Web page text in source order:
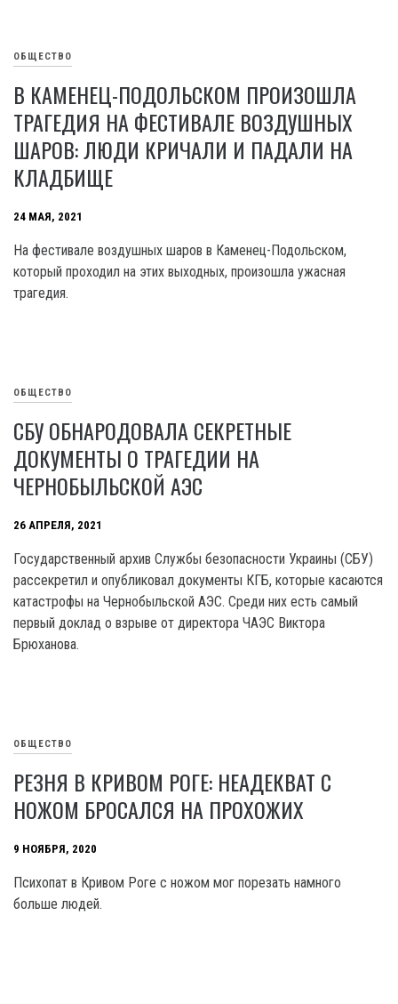
ОБЩЕСТВО
В КАМЕНЕЦ-ПОДОЛЬСКОМ ПРОИЗОШЛА
ТРАГЕДИЯ НА ФЕСТИВАЛЕ ВОЗДУШНЫХ
ШАРОВ: ЛЮДИ КРИЧАЛИ И ПАДАЛИ НА
КЛАДБИЩЕ
24 МАЯ, 2021
На фестивале воздушных шаров в Каменец-Подольском,
который проходил на этих выходных, произошла ужасная
трагедия.
ОБЩЕСТВО
СБУ ОБНАРОДОВАЛА СЕКРЕТНЫЕ
ДОКУМЕНТЫ О ТРАГЕДИИ НА
ЧЕРНОБЫЛЬСКОЙ АЭС
26 АПРЕЛЯ, 2021
Государственный архив Службы безопасности Украины (СБУ)
рассекретил и опубликовал документы КГБ, которые касаются
катастрофы на Чернобыльской АЭС. Среди них есть самый
первый доклад о взрыве от директора ЧАЭС Виктора
Брюханова.
ОБЩЕСТВО
РЕЗНЯ В КРИВОМ РОГЕ: НЕАДЕКВАТ С
НОЖОМ БРОСАЛСЯ НА ПРОХОЖИХ
9 НОЯБРЯ, 2020
Психопат в Кривом Роге с ножом мог порезать намного
больше людей.